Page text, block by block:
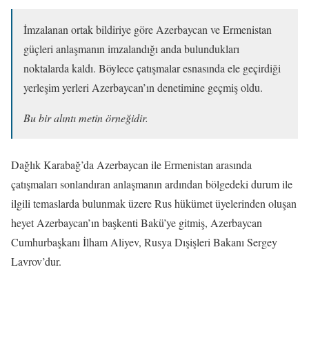
İmzalanan ortak bildiriye göre Azerbaycan ve Ermenistan
güçleri anlaşmanın imzalandığı anda bulundukları
noktalarda kaldı. Böylece çatışmalar esnasında ele geçirdiği
yerleşim yerleri Azerbaycan’ın denetimine geçmiş oldu.
Bu bir alıntı metin örneğidir.
Dağlık Karabağ’da Azerbaycan ile Ermenistan arasında
çatışmaları sonlandıran anlaşmanın ardından bölgedeki durum ile
ilgili temaslarda bulunmak üzere Rus hükümet üyelerinden oluşan
heyet Azerbaycan’ın başkenti Bakü’ye gitmiş, Azerbaycan
Cumhurbaşkanı İlham Aliyev, Rusya Dışişleri Bakanı Sergey
Lavrov’dur.